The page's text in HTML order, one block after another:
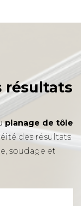
résultats
planage de tôle
des résultats
soudage et